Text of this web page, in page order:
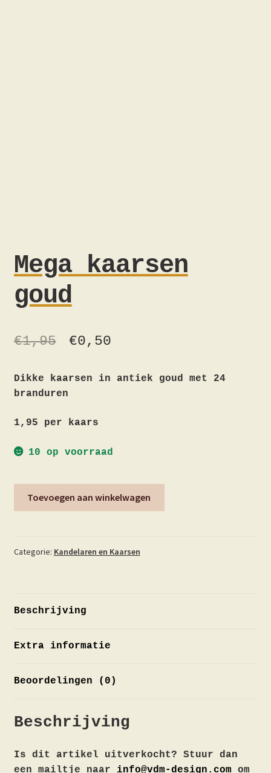
Mega kaarsen
goud
€1,95 €0,50
Dikke kaarsen in antiek goud met 24
branduren
1,95 per kaars
10 op voorraad
Toevoegen aan winkelwagen
Categorie: Kandelaren en Kaarsen
Beschrijving
Extra informatie
Beoordelingen (0)
Beschrijving
Is dit artikel uitverkocht? Stuur dan
een mailtje naar info@vdm-design.com om